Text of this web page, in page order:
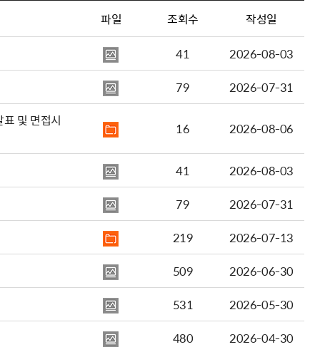
파일 조회수 작성일
41
2026-08-03
79
2026-07-31
및 면접시
16 2026-08-06
41
2026-08-03
79
2026-07-31
219
2026-07-13
509
2026-06-30
531
2026-05-30
480
2026-04-30